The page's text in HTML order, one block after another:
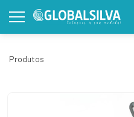
Produtos